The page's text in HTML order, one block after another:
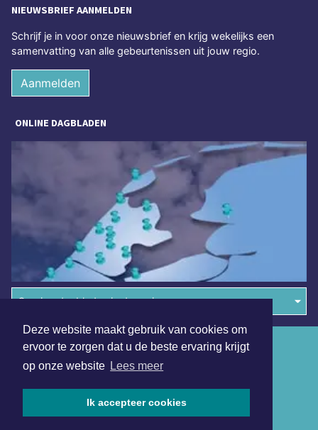
Deze website maakt gebruik van cookies om
ervoor te zorgen dat u de beste ervaring krijgt
op onze website Lees meer
Ik accepteer cookies
NIEUWSBRIEF AANMELDEN
Schrijf je in voor onze nieuwsbrief en krijg wekelijks een
samenvatting van alle gebeurtenissen uit jouw regio.
Aanmelden
ONLINE DAGBLADEN
Overige dagbladen in de regio
Algemene voorwaarden
Disclaimer